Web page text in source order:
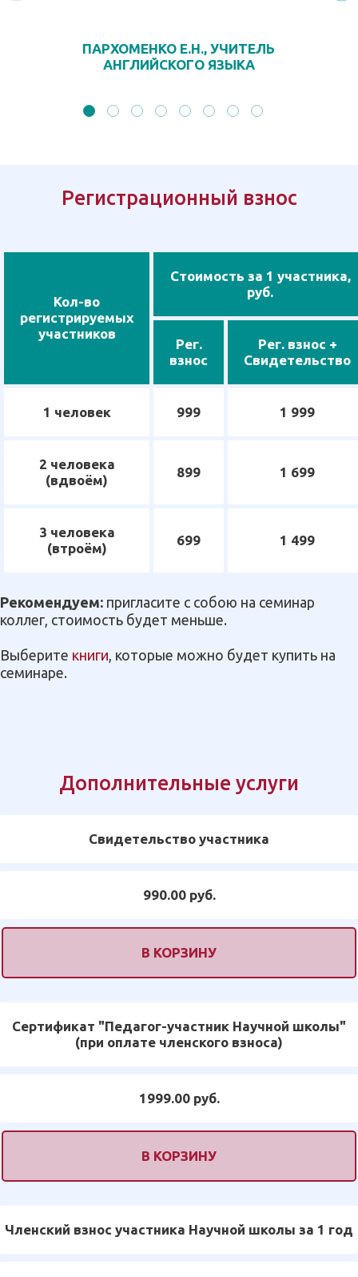
ПАРХОМЕНКО Е.Н., УЧИТЕЛЬ
АНГЛИЙСКОГО ЯЗЫКА
Регистрационный взнос
Кол-во
регистрируемых
участников
Стоимость за 1 участника,
руб.
Рег.
взнос
Рег. взнос +
Свидетельство
1 человек 999 1 999
2 человека
(вдвоём)
899 1 699
3 человека
(втроём)
699 1 499
Рекомендуем: пригласите с собою на семинар
коллег, стоимость будет меньше.
Выберите книги, которые можно будет купить на
семинаре.
Дополнительные услуги
Свидетельство участника
990.00 руб.
В КОРЗИНУ
Сертификат "Педагог-участник Научной школы"
(при оплате членского взноса)
1999.00 руб.
В КОРЗИНУ
Членский взнос участника Научной школы за 1 год